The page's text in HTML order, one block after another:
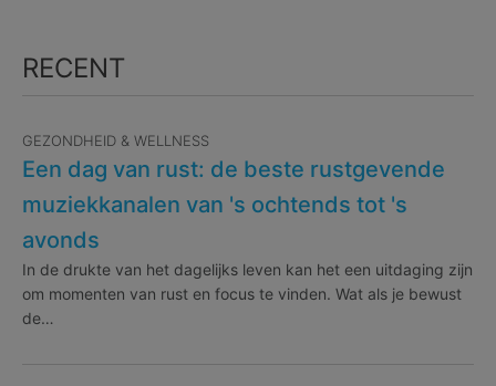
RECENT
GEZONDHEID & WELLNESS
Een dag van rust: de beste rustgevende
muziekkanalen van 's ochtends tot 's
avonds
In de drukte van het dagelijks leven kan het een uitdaging zijn
om momenten van rust en focus te vinden. Wat als je bewust
de…